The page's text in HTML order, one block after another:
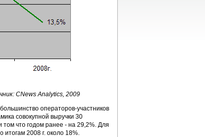
CNews Analytics, 2009
операторов-участников
совокупной выручки 30
том что годом ранее - на 29,2%. Для
итогам 2008 г. около 18%.